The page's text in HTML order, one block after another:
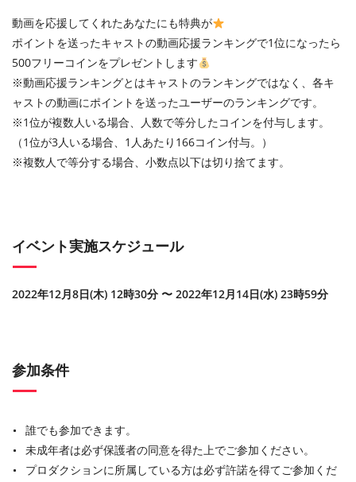
動画を応援してくれたあなたにも特典が
ポイントを送ったキャストの動画応援ランキングで1位になったら
500フリーコインをプレゼントします
※動画応援ランキングとはキャストのランキングではなく、各キ
ャストの動画にポイントを送ったユーザーのランキングです。
※1位が複数人いる場合、人数で等分したコインを付与します。
（1位が3人いる場合、1人あたり166コイン付与。）
※複数人で等分する場合、小数点以下は切り捨てます。
イベント実施スケジュール
2022年12月8日(木) 12時30分 〜 2022年12月14日(水) 23時59分
参加条件
誰でも参加できます。
未成年者は必ず保護者の同意を得た上でご参加ください。
プロダクションに所属している方は必ず許諾を得てご参加くだ